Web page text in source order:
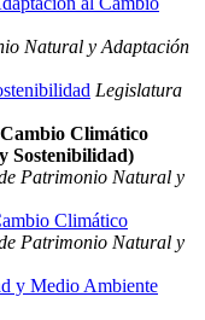
Natural y Adaptación
Legislatura
Climático
Sostenibilidad)
Patrimonio Natural y
Climático
Patrimonio Natural y
y Medio Ambiente